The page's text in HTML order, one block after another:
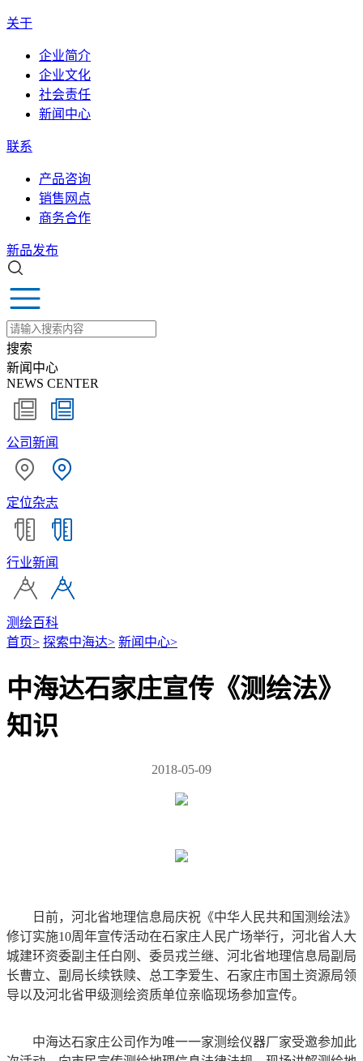
关于
企业简介
企业文化
社会责任
新闻中心
联系
产品咨询
销售网点
商务合作
新品发布
搜索
新闻中心
NEWS CENTER
公司新闻
定位杂志
行业新闻
测绘百科
首页> 探索中海达> 新闻中心>
中海达石家庄宣传《测绘法》
知识
2018-05-09
日前，河北省地理信息局庆祝《中华人民共和国测绘法》
修订实施10周年宣传活动在石家庄人民广场举行，河北省人大
城建环资委副主任白刚、委员戎兰继、河北省地理信息局副局
长曹立、副局长续铁赎、总工李爱生、石家庄市国土资源局领
导以及河北省甲级测绘资质单位亲临现场参加宣传。
中海达石家庄公司作为唯一一家测绘仪器厂家受邀参加此